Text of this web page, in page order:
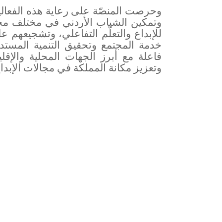
وحرصت المنصّة على رعاية هذه
وتمكين الشباب الأردني في مختلف
للإبداع والتعلّم التفاعلي،
خدمة المجتمع وتحقيق التنمية
فاعلة مع أبرز الجهات المحلية
وتعزيز مكانة المملكة في مجالات